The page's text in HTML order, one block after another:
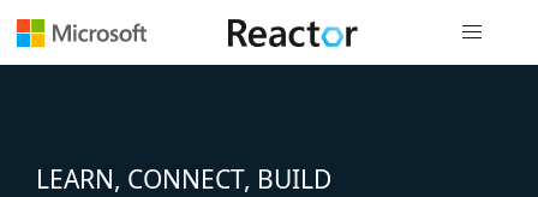
LEARN, CONNECT, BUILD